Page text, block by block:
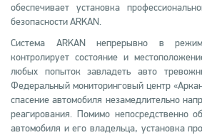
обеспечивает установка
безопасности ARKAN.
Система ARKAN непрерывно в
контролирует состояние и
любых попыток завладеть авто
Федеральный мониторинговый центр
спасение автомобиля незамедлительно
реагирования. Помимо непосредственно
автомобиля и его владельца, установка